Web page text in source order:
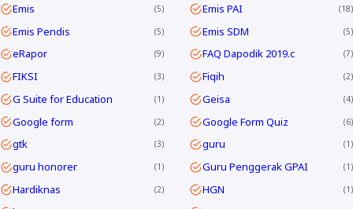
Emis 5 Emis PAI 18
Emis Pendis 5 Emis SDM 5
eRapor 9 FAQ Dapodik 2019.c 7
FIKSI 3 Fiqih 2
G Suite for Education 1 Geisa 4
Google form 2 Google Form Quiz 6
gtk 3 guru 1
guru honorer 1 Guru Penggerak GPAI 1
Hardiknas 2 HGN 1